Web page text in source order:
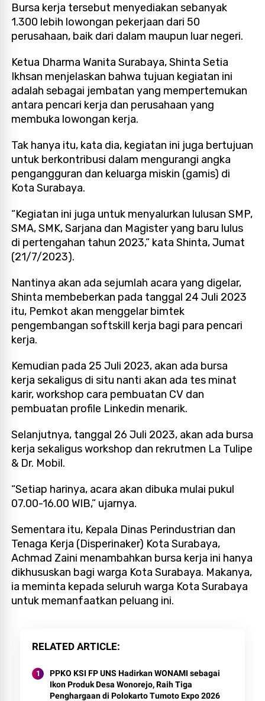
Bursa kerja tersebut menyediakan sebanyak
1.300 lebih lowongan pekerjaan dari 50
perusahaan, baik dari dalam maupun luar negeri.
Ketua Dharma Wanita Surabaya, Shinta Setia
Ikhsan menjelaskan bahwa tujuan kegiatan ini
adalah sebagai jembatan yang mempertemukan
antara pencari kerja dan perusahaan yang
membuka lowongan kerja.
Tak hanya itu, kata dia, kegiatan ini juga bertujuan
untuk berkontribusi dalam mengurangi angka
pengangguran dan keluarga miskin (gamis) di
Kota Surabaya.
“Kegiatan ini juga untuk menyalurkan lulusan SMP,
SMA, SMK, Sarjana dan Magister yang baru lulus
di pertengahan tahun 2023,” kata Shinta, Jumat
(21/7/2023).
Nantinya akan ada sejumlah acara yang digelar,
Shinta membeberkan pada tanggal 24 Juli 2023
itu, Pemkot akan menggelar bimtek
pengembangan softskill kerja bagi para pencari
kerja.
Kemudian pada 25 Juli 2023, akan ada bursa
kerja sekaligus di situ nanti akan ada tes minat
karir, workshop cara pembuatan CV dan
pembuatan profile Linkedin menarik.
Selanjutnya, tanggal 26 Juli 2023, akan ada bursa
kerja sekaligus workshop dan rekrutmen La Tulipe
& Dr. Mobil.
“Setiap harinya, acara akan dibuka mulai pukul
07.00-16.00 WIB,” ujarnya.
Sementara itu, Kepala Dinas Perindustrian dan
Tenaga Kerja (Disperinaker) Kota Surabaya,
Achmad Zaini menambahkan bursa kerja ini hanya
dikhususkan bagi warga Kota Surabaya. Makanya,
ia meminta kepada seluruh warga Kota Surabaya
untuk memanfaatkan peluang ini.
RELATED ARTICLE
PPKO KSI FP UNS Hadirkan WONAMI sebagai
Ikon Produk Desa Wonorejo, Raih Tiga
Penghargaan di Polokarto Tumoto Expo 2026